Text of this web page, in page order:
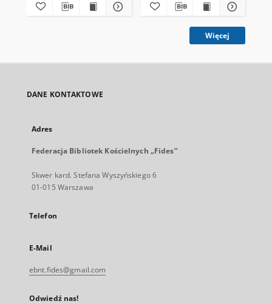
Więcej
DANE KONTAKTOWE
Adres
Federacja Bibliotek Kościelnych „Fides”
Skwer kard. Stefana Wyszyńskiego 6
01-015 Warszawa
Telefon
E-Mail
ebnt.fides@gmail.com
Odwiedź nas!